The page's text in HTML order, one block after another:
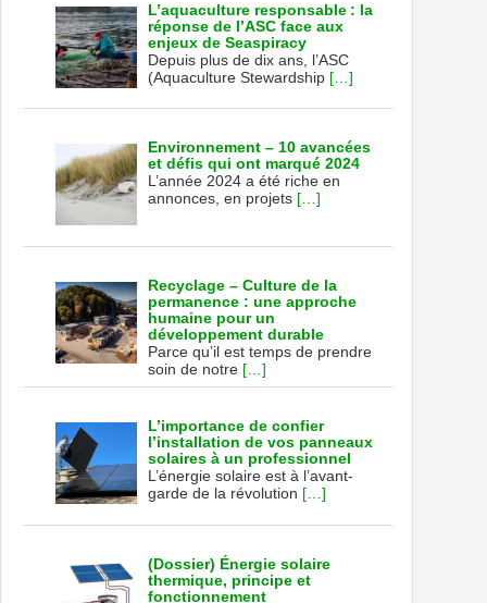
L’aquaculture responsable : la
réponse de l’ASC face aux
enjeux de Seaspiracy
Depuis plus de dix ans, l’ASC
(Aquaculture Stewardship […]
Environnement – 10 avancées
et défis qui ont marqué 2024
L’année 2024 a été riche en
annonces, en projets […]
Recyclage – Culture de la
permanence : une approche
humaine pour un
développement durable
Parce qu’il est temps de prendre
soin de notre […]
L’importance de confier
l’installation de vos panneaux
solaires à un professionnel
L’énergie solaire est à l’avant-
garde de la révolution […]
(Dossier) Énergie solaire
thermique, principe et
fonctionnement